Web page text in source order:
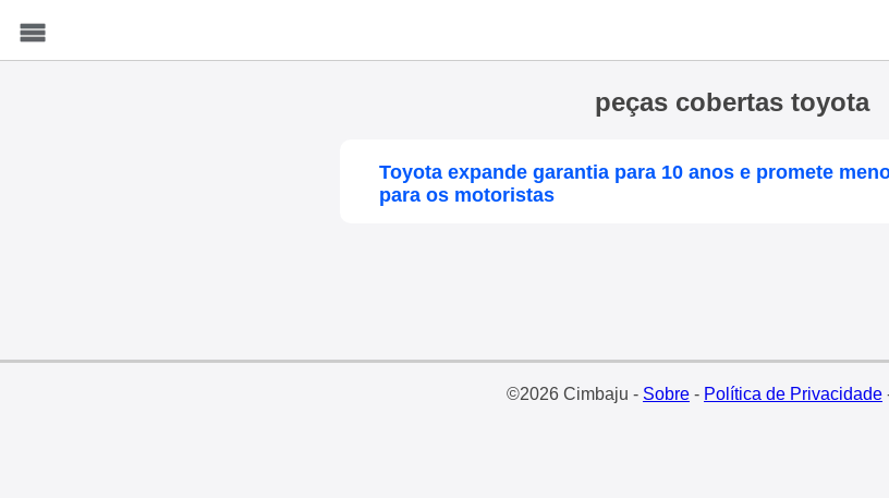
peças cobertas toyota
Toyota expande garantia para 10 anos e promete
para os motoristas
©2026 Cimbaju - Sobre- Política de Privacidade